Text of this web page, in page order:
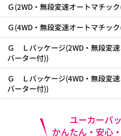
Ｇ(2WD・無段変速オートマチッ
Ｇ(4WD・無段変速オートマチッ
Ｇ Ｌパッケージ(2WD・無段変
バーター付))
Ｇ Ｌパッケージ(4WD・無段変
バーター付))
ユーカーパ
かんたん・安心